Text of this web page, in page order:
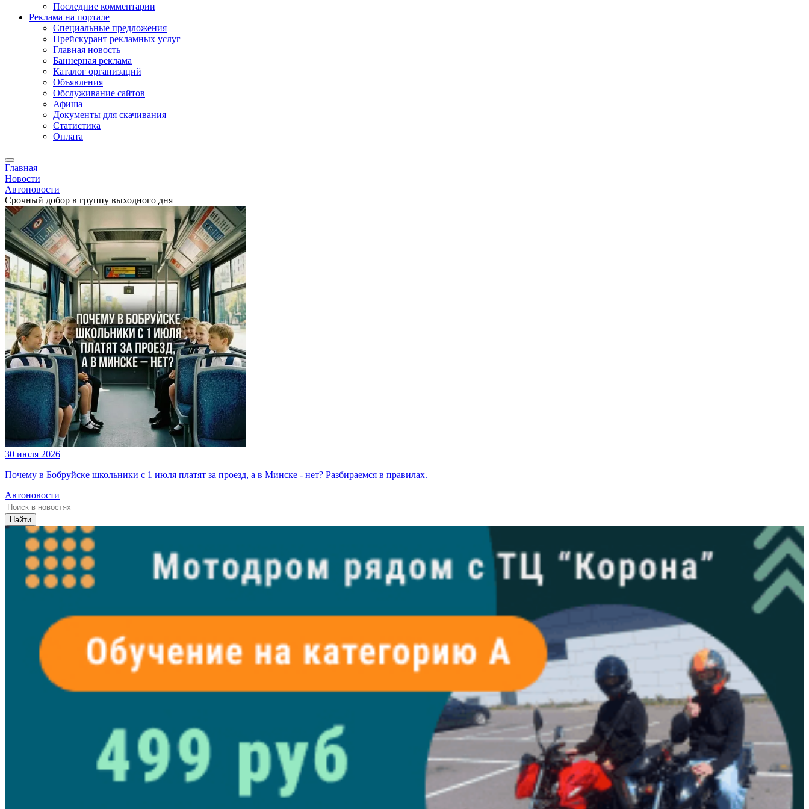
Последние комментарии
Реклама на портале
Специальные предложения
Прейскурант рекламных услуг
Главная новость
Баннерная реклама
Каталог организаций
Объявления
Обслуживание сайтов
Афиша
Документы для скачивания
Статистика
Оплата
Главная
Новости
Автоновости
Срочный добор в группу выходного дня
30 июля 2026
Почему в Бобруйске школьники с 1 июля платят за проезд, а в Минске - нет? Разбираемся в правилах.
Автоновости
Найти